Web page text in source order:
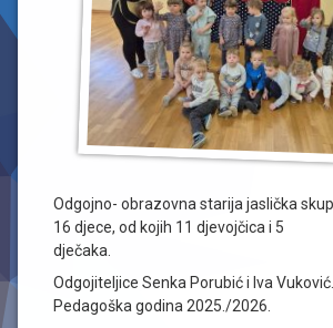
Odgojno- obrazovna starija jaslička
16 djece, od kojih 11 djevojčica i 5
dječaka.
Odgojiteljice Senka Porubić i Iva Vuković.
Pedagoška godina 2025./2026.